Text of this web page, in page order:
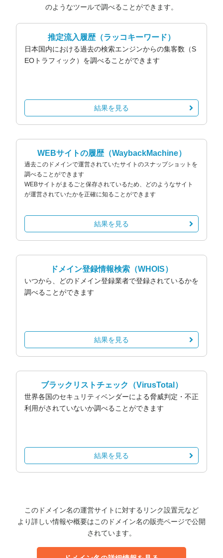
のようなツールで調べることができます。
推定流入履歴（ラッコキーワード）
日本国内における過去の検索エンジンからの集客数（S
EOトラフィック）を調べることができます
結果を見る
WEBサイトの履歴（WaybackMachine）
過去このドメインで運営されていたサイトのスナップショットを
調べることができます
WEBサイトがまるごと保存されているため、どのようなサイト
が運営されていたかを正確に知ることができます
結果を見る
ドメイン登録情報検索 （WHOIS）
いつから、どのドメイン登録業者で登録されているかを
調べることができます
結果を見る
ブラックリストチェック （VirusTotal）
世界各国のセキュリティベンダーによる脅威判定・不正
利用がされていないか調べることができます
結果を見る
このドメイン名の運営サイトに対するリンク設置元など
より詳しい情報や概要はこのドメイン名の販売ページで公開
されています。